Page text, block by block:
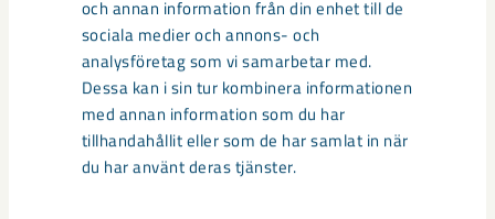
och annan information från din enhet till de
sociala medier och annons- och
analysföretag som vi samarbetar med.
Dessa kan i sin tur kombinera informationen
med annan information som du har
tillhandahållit eller som de har samlat in när
du har använt deras tjänster.
bra även om det kanske tar ett tag innan jag är helt varm i
kläderna.